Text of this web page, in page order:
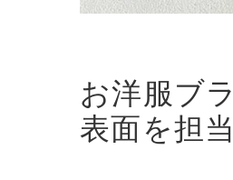
お洋服ブ
表面を担